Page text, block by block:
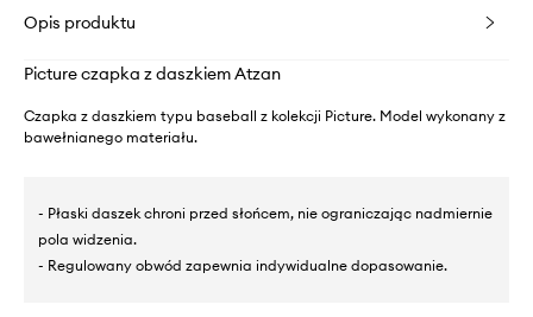
Opis produktu
Picture czapka z daszkiem Atzan
Czapka z daszkiem typu baseball z kolekcji Picture. Model wykonany z
bawełnianego materiału.
- Płaski daszek chroni przed słońcem, nie ograniczając nadmiernie
pola widzenia.
- Regulowany obwód zapewnia indywidualne dopasowanie.